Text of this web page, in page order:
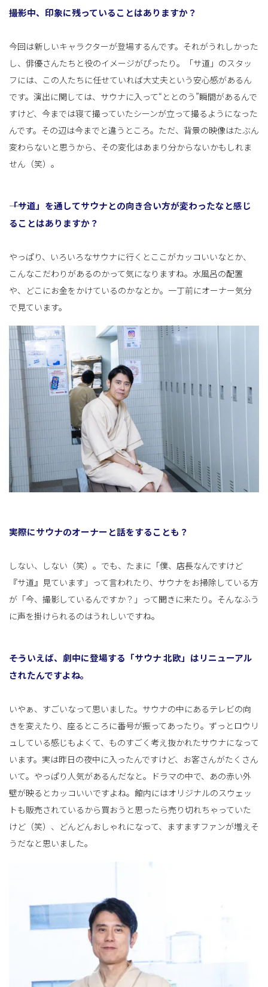
――撮影中、印象に残っていることはありますか？
今回は新しいキャラクターが登場するんです。それがうれしかった
し、俳優さんたちと役のイメージがぴったり。「サ道」のスタッ
フには、この人たちに任せていれば大丈夫という安心感があるん
です。演出に関しては、サウナに入って“ととのう”瞬間があるんで
すけど、今までは寝て撮っていたシーンが立って撮るようになった
んです。その辺は今までと違うところ。ただ、背景の映像はたぶん
変わらないと思うから、その変化はあまり分からないかもしれま
せん（笑）。
――「サ道」を通してサウナとの向き合い方が変わったなと感じ
ることはありますか？
やっぱり、いろいろなサウナに行くとここがカッコいいなとか、
こんなこだわりがあるのかって気になりますね。水風呂の配置
や、どこにお金をかけているのかなとか。一丁前にオーナー気分
で見ています。
――実際にサウナのオーナーと話をすることも？
しない、しない（笑）。でも、たまに「僕、店長なんですけど
『サ道』見ています」って言われたり、サウナをお掃除している方
が「今、撮影しているんですか？」って聞きに来たり。そんなふう
に声を掛けられるのはうれしいですね。
――そういえば、劇中に登場する「サウナ 北欧」はリニューアル
されたんですよね。
いやぁ、すごいなって思いました。サウナの中にあるテレビの向
きを変えたり、座るところに番号が振ってあったり。ずっとロウリ
ュしている感じもよくて、ものすごく考え抜かれたサウナになって
います。実は昨日の夜中に入ったんですけど、お客さんがたくさん
いて。やっぱり人気があるんだなと。ドラマの中で、あの赤い外
壁が映るとカッコいいですよね。館内にはオリジナルのスウェッ
トも販売されているから買おうと思ったら売り切れちゃっていた
けど（笑）、どんどんおしゃれになって、ますますファンが増えそ
うだなと思いました。